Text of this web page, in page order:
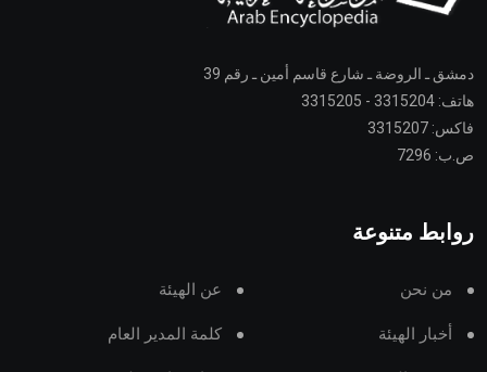
دمشق ـ الروضة ـ شارع قاسم أمين ـ رقم 39
هاتف: 3315204 - 3315205
فاكس: 3315207
ص.ب: 7296
روابط متنوعة
من نحن عن الهيئة
أخبار الهيئة كلمة المدير العام